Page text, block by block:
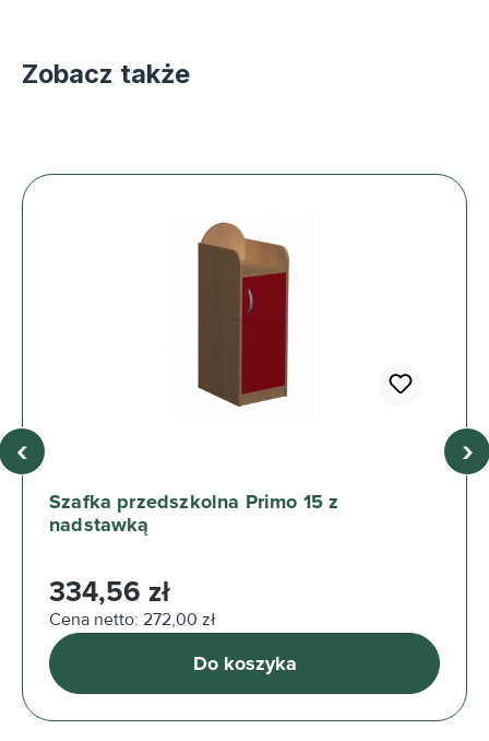
Zobacz także
Szafka przedszkolna Primo 15 z
nadstawką
Cena regularna:
334,56 zł
Cena netto: 272,00 zł
Do koszyka
‹ ›